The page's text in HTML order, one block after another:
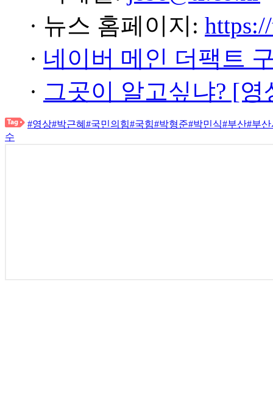
· 뉴스 홈페이지:
· 네이버 메인 더팩트
· 그곳이 알고싶냐? [
#영상#박근혜 #국민의힘#국힘#박형준#박민식#부산#부
수